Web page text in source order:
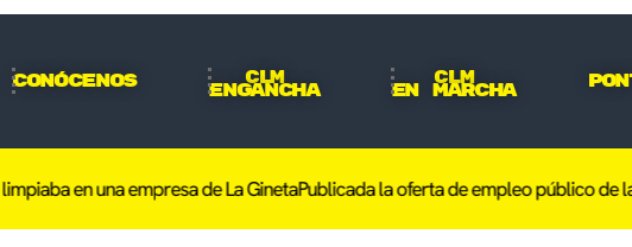
Conócenos CLM
Engancha
CLM
En Marcha
en una empresa de La GinetaPublicada la oferta de empleo público de la